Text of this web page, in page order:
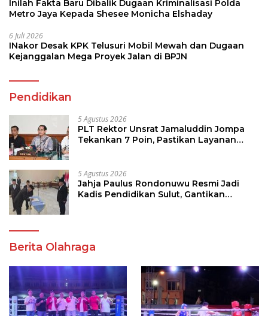
Inilah Fakta Baru Dibalik Dugaan Kriminalisasi Polda
Metro Jaya Kepada Shesee Monicha Elshaday
6 Juli 2026
INakor Desak KPK Telusuri Mobil Mewah dan Dugaan
Kejanggalan Mega Proyek Jalan di BPJN
Pendidikan
5 Agustus 2026
PLT Rektor Unsrat Jamaluddin Jompa
Tekankan 7 Poin, Pastikan Layanan
5 Agustus 2026
Jahja Paulus Rondonuwu Resmi Jadi
Kadis Pendidikan Sulut, Gantikan
Berita Olahraga